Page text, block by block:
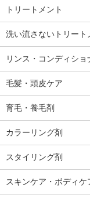
トリートメント
洗い流さないトリート
リンス・コンディショ
毛髪・頭皮ケア
育毛・養毛剤
カラーリング剤
スタイリング剤
スキンケア・ボディケ